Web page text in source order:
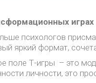
играх
психологов
яркий формат,
поле Т-игры – это
личности, это